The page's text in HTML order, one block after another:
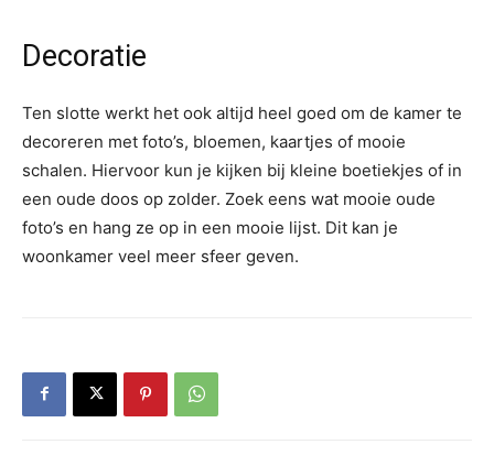
Decoratie
Ten slotte werkt het ook altijd heel goed om de kamer te
decoreren met foto’s, bloemen, kaartjes of mooie
schalen. Hiervoor kun je kijken bij kleine boetiekjes of in
een oude doos op zolder. Zoek eens wat mooie oude
foto’s en hang ze op in een mooie lijst. Dit kan je
woonkamer veel meer sfeer geven.